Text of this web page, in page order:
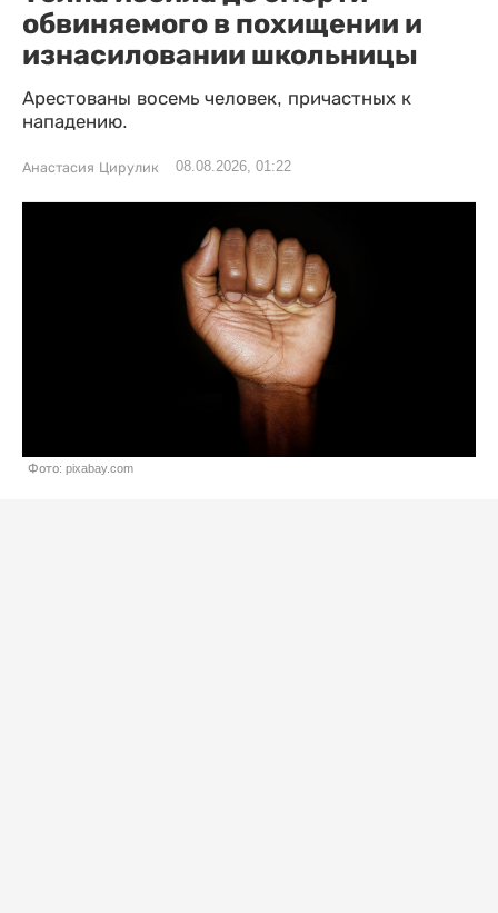
обвиняемого в похищении и
изнасиловании школьницы
Арестованы восемь человек, причастных к
нападению.
Анастасия Цирулик 08.08.2026, 01:22
Фото: pixabay.com